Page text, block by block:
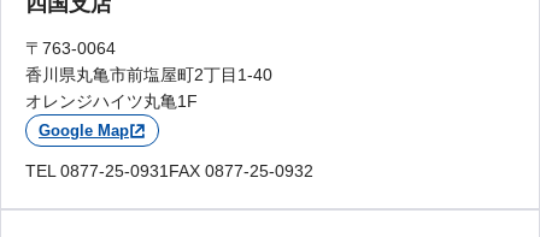
〒763-0064
香川県丸亀市前塩屋町2丁目1-40
オレンジハイツ丸亀1F
Google Map
TEL 0877-25-0931 FAX 0877-25-0932